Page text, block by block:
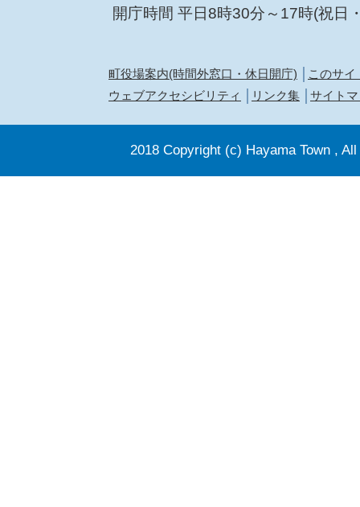
開庁時間 平日8時30分～17時(祝日
町役場案内(時間外窓口・休日開庁)
このサイ
ウェブアクセシビリティ
リンク集 サイト
2018 Copyright (c) Hayama Town ,